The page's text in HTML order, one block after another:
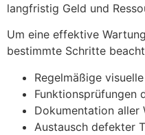
langfristig Geld und
Um eine effektive
bestimmte Schritte
Regelmäßige
Funktionsprüfungen
Dokumentation aller
Austausch defekter